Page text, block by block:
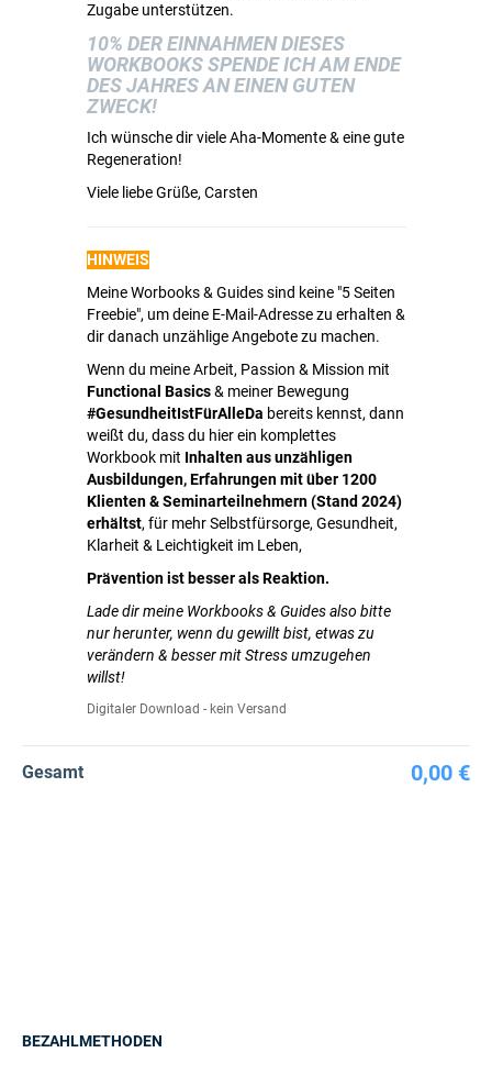
Zugabe unterstützen.
10% DER EINNAHMEN DIESES
WORKBOOKS SPENDE ICH AM ENDE
DES JAHRES AN EINEN GUTEN
ZWECK!
Ich wünsche dir viele Aha-Momente & eine gute
Regeneration!
Viele liebe Grüße, Carsten
HINWEIS
Meine Worbooks & Guides sind keine "5 Seiten
Freebie", um deine E-Mail-Adresse zu erhalten &
dir danach unzählige Angebote zu machen.
Wenn du meine Arbeit, Passion & Mission mit
Functional Basics& meiner Bewegung
#GesundheitIstFürAlleDa bereits kennst, dann
weißt du, dass du hier ein komplettes
Workbook mit Inhalten aus unzähligen
Ausbildungen, Erfahrungen mit über 1200
Klienten & Seminarteilnehmern (Stand 2024)
erhältst, für mehr Selbstfürsorge, Gesundheit,
Klarheit & Leichtigkeit im Leben,
Prävention ist besser als Reaktion.
Lade dir meine Workbooks & Guides also bitte
nur herunter, wenn du gewillt bist, etwas zu
verändern & besser mit Stress umzugehen
willst!
Digitaler Download - kein Versand
Gesamt 0,00 €
BEZAHLMETHODEN